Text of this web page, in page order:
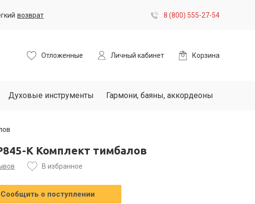
возврат 8 (800) 555-27-54
Отложенные Личный кабинет Корзина
Духовые инструменты Гармони, баяны, аккордеоны
K Комплект тимбалов
В избранное
Сообщить о поступлении